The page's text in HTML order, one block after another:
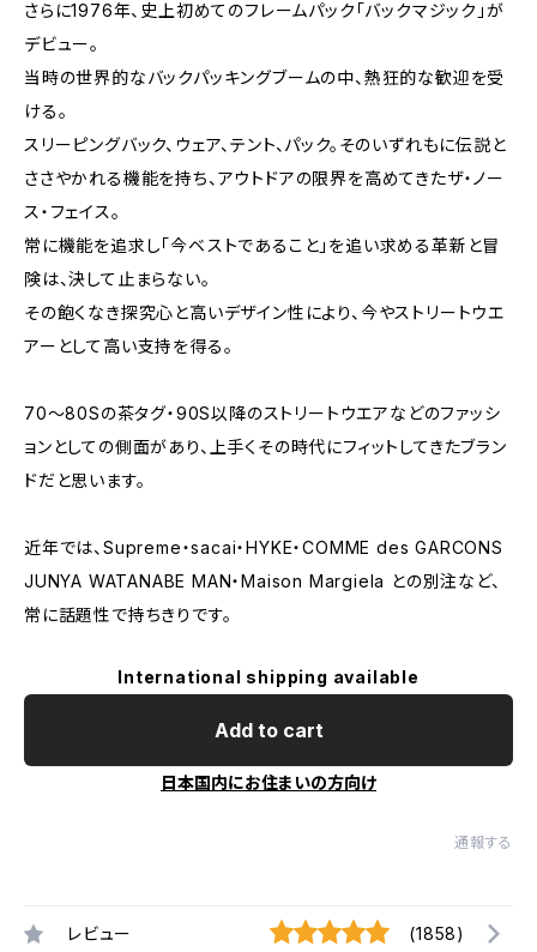
さらに1976年、史上初めてのフレームパック「バックマジック」が
デビュー。
当時の世界的なバックパッキングブームの中、熱狂的な歓迎を受
ける。
スリーピングバック、ウェア、テント、パック。そのいずれもに伝説と
ささやかれる機能を持ち、アウトドアの限界を高めてきたザ・ノー
ス・フェイス。
常に機能を追求し「今ベストであること」を追い求める革新と冒
険は、決して止まらない。
その飽くなき探究心と高いデザイン性により、今やストリートウエ
アーとして高い支持を得る。
70〜80Sの茶タグ・90S以降のストリートウエアなどのファッシ
ョンとしての側面があり、上手くその時代にフィットしてきたブラン
ドだと思います。
近年では、Supreme・sacai・HYKE・COMME des GARCONS
JUNYA WATANABE MAN・Maison Margiela との別注など、
常に話題性で持ちきりです。
International shipping available
Add to cart
日本国内にお住まいの方向け
通報する
レビュー (1858)